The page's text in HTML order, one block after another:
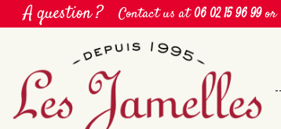
A question ? Contact us at06 02 15 96 99or
Cookies management panel